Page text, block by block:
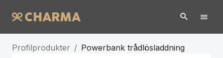
Profilprodukter / Powerbank trådlösladdning